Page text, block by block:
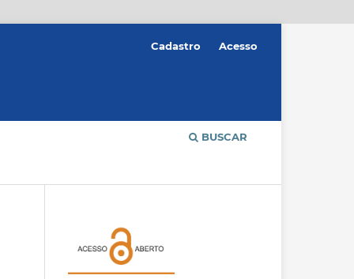
BUSCAR
Cadastro Acesso